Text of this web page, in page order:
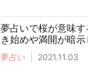
夢占いで桜が意味
き始めや満開が暗
夢占い 2021.11.03